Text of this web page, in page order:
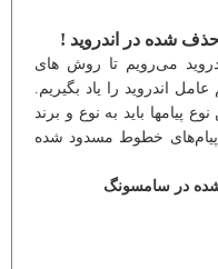
حذف شده در اندروید !
می‌رویم تا روش های
اندروید را یاد بگیریم.
پیامها باید به نوع و برند
خطوط مسدود شده
در سامسونگ